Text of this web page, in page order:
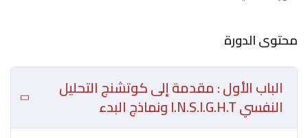
محتوى الدورة
الباب الأول : مقدمة إلى كوتشنج التحليل
النفسي I.N.S.I.G.H.T ونماذج البدء